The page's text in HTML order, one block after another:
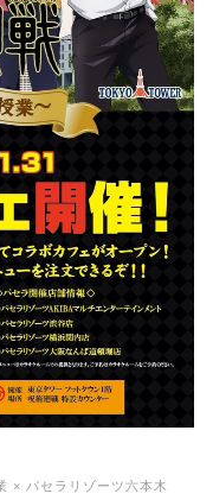
× パセラリゾーツ六本木